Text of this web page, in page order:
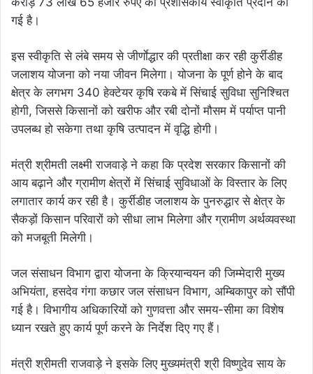
गई है।
इस स्वीकृति से लंबे समय से जीर्णाेद्धार की प्रतीक्षा कर रही कुर्रीडीह
जलाशय योजना को नया जीवन मिलेगा। योजना के पूर्ण होने के बाद
क्षेत्र के लगभग 340 हेक्टेयर कृषि रकबे में सिंचाई सुविधा सुनिश्चित
होगी, जिससे किसानों को खरीफ और रबी दोनों मौसम में पर्याप्त पानी
उपलब्ध हो सकेगा तथा कृषि उत्पादन में वृद्धि होगी।
मंत्री श्रीमती लक्ष्मी राजवाड़े ने कहा कि प्रदेश सरकार किसानों की
आय बढ़ाने और ग्रामीण क्षेत्रों में सिंचाई सुविधाओं के विस्तार के लिए
लगातार कार्य कर रही है। कुर्रीडीह जलाशय के पुनरुद्धार से क्षेत्र के
सैकड़ों किसान परिवारों को सीधा लाभ मिलेगा और ग्रामीण अर्थव्यवस्था
को मजबूती मिलेगी।
जल संसाधन विभाग द्वारा योजना के क्रियान्वयन की जिम्मेदारी मुख्य
अभियंता, हसदेव गंगा कछार जल संसाधन विभाग, अम्बिकापुर को सौंपी
गई है। विभागीय अधिकारियों को गुणवत्ता और समय-सीमा का विशेष
ध्यान रखते हुए कार्य पूर्ण करने के निर्देश दिए गए हैं।
मंत्री श्रीमती राजवाड़े ने इसके लिए मुख्यमंत्री श्री विष्णुदेव साय के